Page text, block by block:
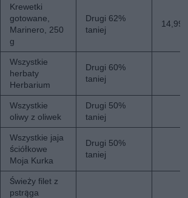
Krewetki
gotowane,
Marinero, 250
g
Drugi 62%
taniej
14,99
Wszystkie
herbaty
Herbarium
Drugi 60%
taniej
Wszystkie
oliwy z oliwek
Drugi 50%
taniej
Wszystkie jaja
ściółkowe
Moja Kurka
Drugi 50%
taniej
Świeży filet z
pstrąga